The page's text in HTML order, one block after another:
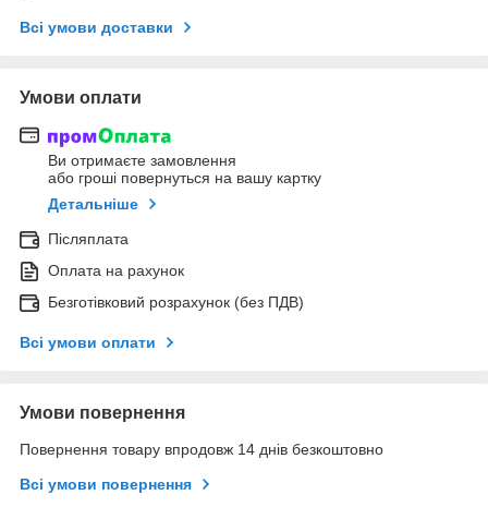
Всі умови доставки
Умови оплати
Ви отримаєте замовлення
або гроші повернуться на вашу картку
Детальніше
Післяплата
Оплата на рахунок
Безготівковий розрахунок (без ПДВ)
Всі умови оплати
Умови повернення
Повернення товару впродовж 14 днів безкоштовно
Всі умови повернення